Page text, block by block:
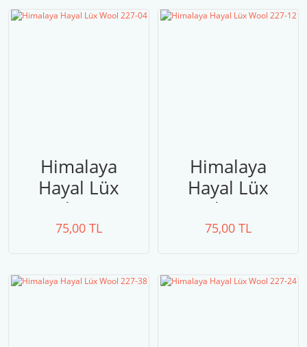
Himalaya
Hayal Lüx
Wool 227-04
75,00 TL
Himalaya
Hayal Lüx
Wool 227-12
75,00 TL